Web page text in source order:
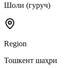
Шоли (гуруч)
Region
Тошкент шаҳри